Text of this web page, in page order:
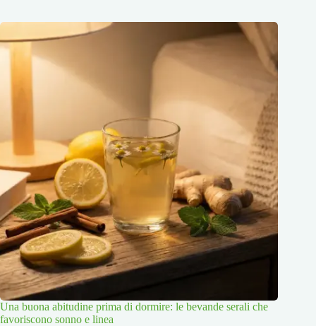
Una buona abitudine prima di dormire: le bevande serali che
favoriscono sonno e linea